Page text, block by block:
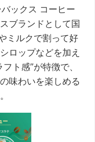
ックス コーヒー
ブランドとして国
ミルクで割って好
ロップなどを加え
ト感”が特徴で、
味わいを楽しめる